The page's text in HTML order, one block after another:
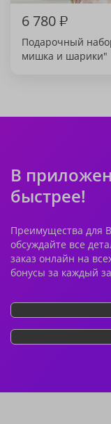
6 780₽
Подарочный
мишка и шарики"
В
быстрее!
Преимущества для
обсуждайте все
заказ онлайн на
бонусы за каждый